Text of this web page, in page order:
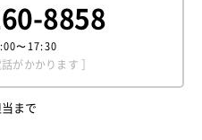
8858
〜17:30
がかかります ］
まで